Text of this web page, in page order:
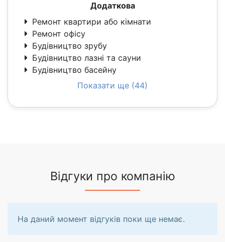
Додаткова
Ремонт квартири або кімнати
Ремонт офісу
Будівництво зрубу
Будівництво лазні та сауни
Будівництво басейну
Показати ще (44)
Відгуки про компанію
На даний момент відгуків поки ще немає.